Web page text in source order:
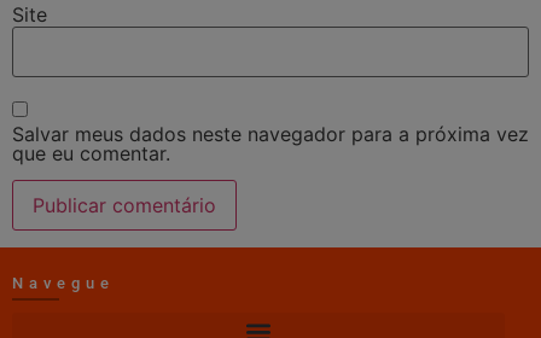
Site
Salvar meus dados neste navegador para a próxima vez
que eu comentar.
Navegue